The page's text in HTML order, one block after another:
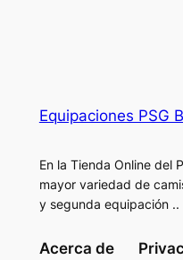
Equipaciones PSG
En la Tienda Online del
mayor variedad de
y segunda equipación ..
Acerca de